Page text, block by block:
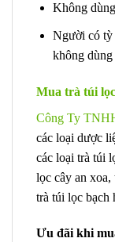
Không
Người có tỳ
không dùng
Mua trà túi
Công Ty
các loại dược
các loại trà túi
lọc cây an xoa,
trà túi lọc
Ưu đãi khi